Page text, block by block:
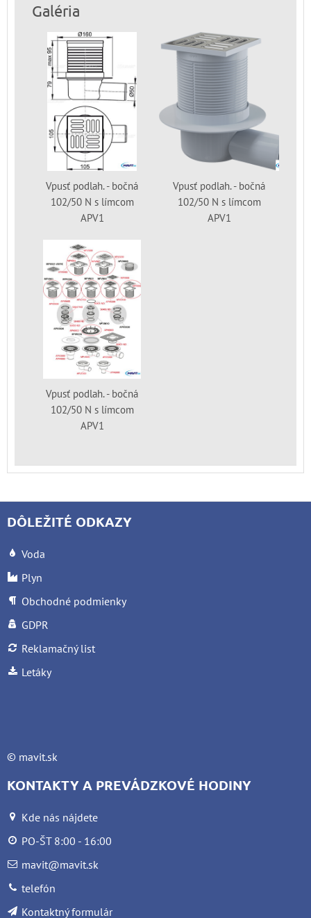
Galéria
Vpusť podlah. - bočná
102/50 N s límcom
APV1
Vpusť podlah. - bočná
102/50 N s límcom
APV1
Vpusť podlah. - bočná
102/50 N s límcom
APV1
DÔLEŽITÉ ODKAZY
Voda
Plyn
Obchodné podmienky
GDPR
Reklamačný list
Letáky
© mavit.sk
KONTAKTY A PREVÁDZKOVÉ HODINY
Kde nás nájdete
PO-ŠT 8:00 - 16:00
mavit@mavit.sk
telefón
Kontaktný formulár